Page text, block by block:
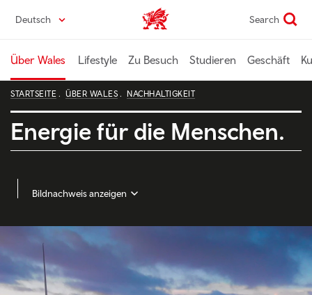
zumDeutsch Wales home Search
Über Wales Lifestyle Zu Besuch Studieren Geschäft
STARTSEITE ÜBER WALES NACHHALTIGKEIT
Energie für die Menschen.
Bildnachweis anzeigen